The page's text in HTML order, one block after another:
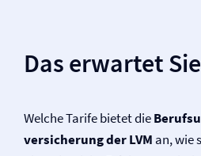
Das erwartet
Welche Tarife bietet die
versicherung der LVM an, wie